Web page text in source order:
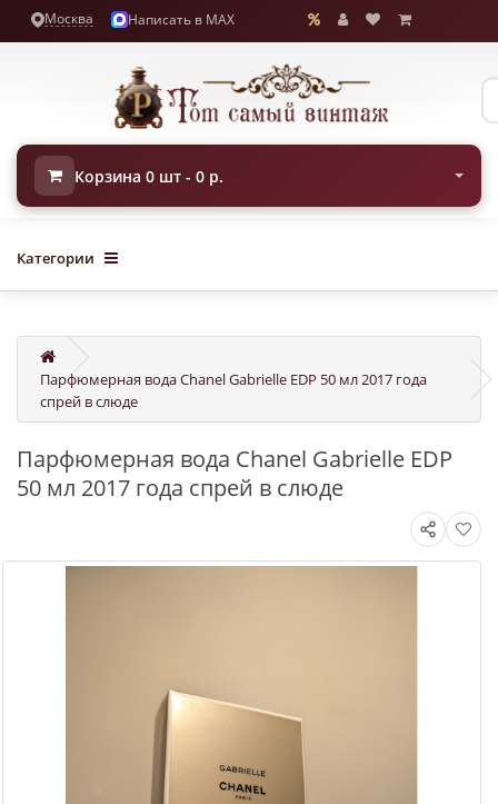
Москва Написать в MAX
Корзина 0 шт - 0 р.
Категории
Парфюмерная вода Chanel Gabrielle EDP 50 мл 2017 года
спрей в слюде
Парфюмерная вода Chanel Gabrielle EDP
50 мл 2017 года спрей в слюде